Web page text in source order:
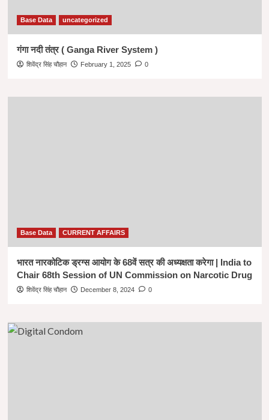
Base Data uncategorized
गंगा नदी तंत्र ( Ganga River System )
शिवेंद्र सिंह चौहान February 1, 2025 0
Base Data CURRENT AFFAIRS
भारत नारकोटिक ड्रग्स आयोग के 68वें सत्र की अध्यक्षता करेगा | India to
Chair 68th Session of UN Commission on Narcotic Drug
शिवेंद्र सिंह चौहान December 8, 2024 0